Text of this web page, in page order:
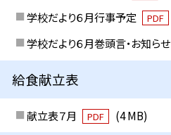
学校だより６月行事予定
PDF
学校だより６月巻頭言・お知らせ
給食献立表
献立表７月 PDF (4 MB)